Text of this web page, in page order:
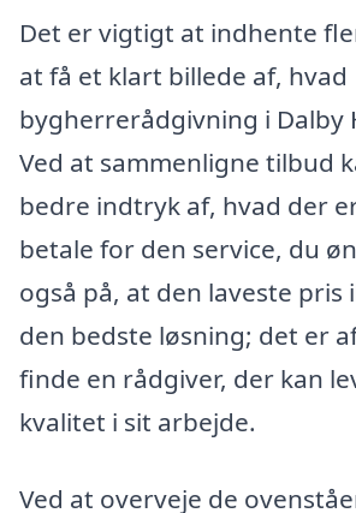
Det er vigtigt at indhente
at få et klart billede af, hvad
bygherrerådgivning i Dalby
Ved at sammenligne tilbud
bedre indtryk af, hvad der
betale for den service, du
også på, at den laveste pris
den bedste løsning; det er
finde en rådgiver, der kan
kvalitet i sit arbejde.
Ved at overveje de